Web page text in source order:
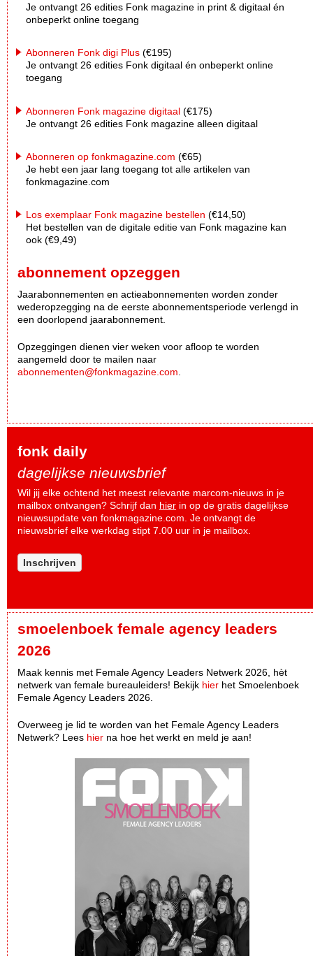
Je ontvangt 26 edities Fonk magazine in print & digitaal én
onbeperkt online toegang
Abonneren Fonk digi Plus (€195)
Je ontvangt 26 edities Fonk digitaal én onbeperkt online
toegang
Abonneren Fonk magazine digitaal (€175)
Je ontvangt 26 edities Fonk magazine alleen digitaal
Abonneren op fonkmagazine.com (€65)
Je hebt een jaar lang toegang tot alle artikelen van
fonkmagazine.com
Los exemplaar Fonk magazine bestellen (€14,50)
Het bestellen van de digitale editie van Fonk magazine kan
ook (€9,49)
abonnement opzeggen
Jaarabonnementen en actieabonnementen worden zonder
wederopzegging na de eerste abonnementsperiode verlengd in
een doorlopend jaarabonnement.
Opzeggingen dienen vier weken voor afloop te worden
aangemeld door te mailen naar
abonnementen@fonkmagazine.com
fonk daily
dagelijkse nieuwsbrief
Wil jij elke ochtend het meest relevante marcom-nieuws in je
mailbox ontvangen? Schrijf dan hier in op de gratis dagelijkse
nieuwsupdate van fonkmagazine.com. Je ontvangt de
nieuwsbrief elke werkdag stipt 7.00 uur in je mailbox.
Inschrijven
smoelenboek female agency leaders
2026
Maak kennis met Female Agency Leaders Netwerk 2026, hèt
netwerk van female bureauleiders! Bekijk hier het Smoelenboek
Female Agency Leaders 2026.
Overweeg je lid te worden van het Female Agency Leaders
Netwerk? Lees hier na hoe het werkt en meld je aan!